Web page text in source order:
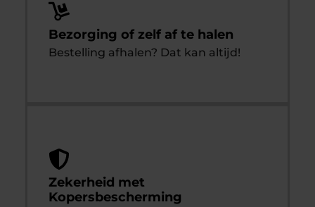
Bezorging of zelf af te halen
Bestelling afhalen? Dat kan altijd!
Zekerheid met
Kopersbescherming